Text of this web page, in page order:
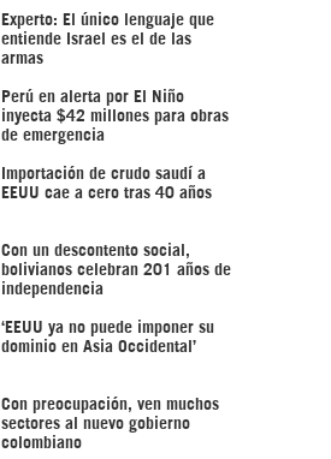
Experto: El único lenguaje que
entiende Israel es el de las
armas
Perú en alerta por El Niño
inyecta $42 millones para obras
de emergencia
Importación de crudo saudí a
EEUU cae a cero tras 40 años
Con un descontento social,
bolivianos celebran 201 años de
independencia
‘EEUU ya no puede imponer su
dominio en Asia Occidental’
Con preocupación, ven muchos
sectores al nuevo gobierno
colombiano